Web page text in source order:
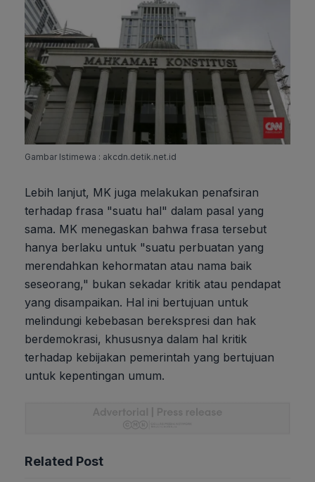
Gambar Istimewa : akcdn.detik.net.id
Lebih lanjut, MK juga melakukan penafsiran
terhadap frasa "suatu hal" dalam pasal yang
sama. MK menegaskan bahwa frasa tersebut
hanya berlaku untuk "suatu perbuatan yang
merendahkan kehormatan atau nama baik
seseorang," bukan sekadar kritik atau pendapat
yang disampaikan. Hal ini bertujuan untuk
melindungi kebebasan berekspresi dan hak
berdemokrasi, khususnya dalam hal kritik
terhadap kebijakan pemerintah yang bertujuan
untuk kepentingan umum.
Related Post